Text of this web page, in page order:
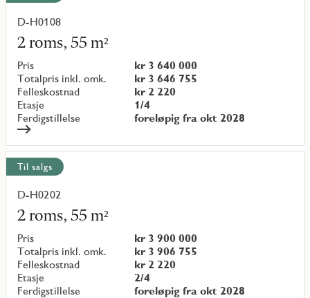
D-H0108
2 roms, 55 m²
Pris
kr 3 640 000
Totalpris inkl. omk.
kr 3 646 755
Felleskostnad
kr 2 220
Etasje
1/4
Ferdigstillelse
foreløpig fra okt 2028
Les
mer
om
objekt
{objectNumber}
Til salgs
D-H0202
2 roms, 55 m²
Pris
kr 3 900 000
Totalpris inkl. omk.
kr 3 906 755
Felleskostnad
kr 2 220
Etasje
2/4
Ferdigstillelse
foreløpig fra okt 2028
Les
mer
om
objekt
{objectNumber}